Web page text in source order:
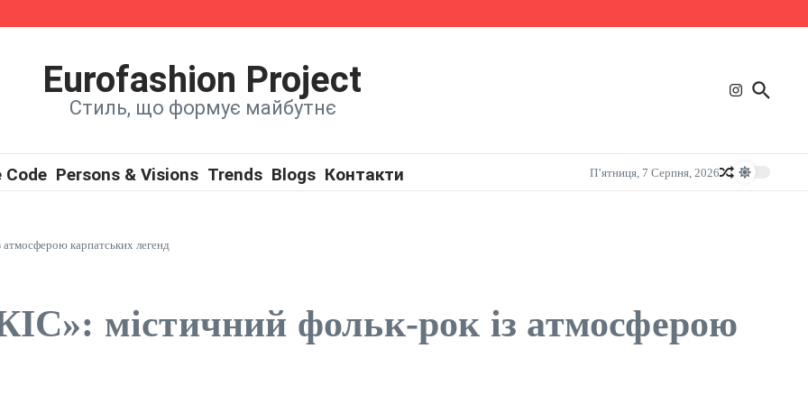
Eurofashion Project
Стиль, що формує майбутнє
Code Persons & Visions Trends Blogs Контакти П’ятниця, 7 Серпня, 2026
карпатських легенд
містичний фольк-рок із атмосферою